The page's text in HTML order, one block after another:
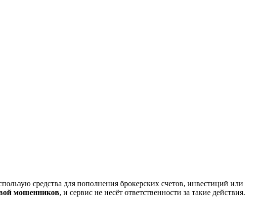
средства для пополнения брокерских счетов, инвестиций или
мошенников, и сервис не несёт ответственности за такие действия.